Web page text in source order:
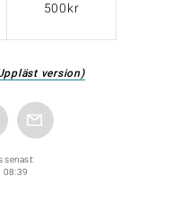
500kr
version)
senast:
08:39